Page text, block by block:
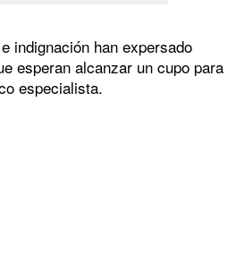
indignación han expersado
esperan alcanzar un cupo para
especialista.